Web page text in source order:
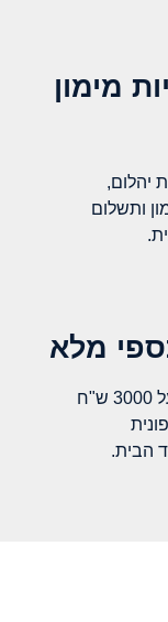
מימון
יהלום,
ותשלום
מלא​
הבית.